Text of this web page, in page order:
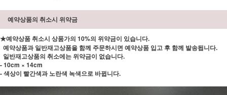
예약상품의 취소시 위약금
★예약상품 취소시 상품가의 10%의 위약금이 있습니다.
예약상품과 일반재고상품을 함께 주문하시면 예약상품 입고 후 함께 발송됩니다.
일반재고상품의 취소에는 위약금이 없습니다.
- 10cm × 14cm
- 색상이 빨간색과 노란색 녹색으로 바뀝니다.